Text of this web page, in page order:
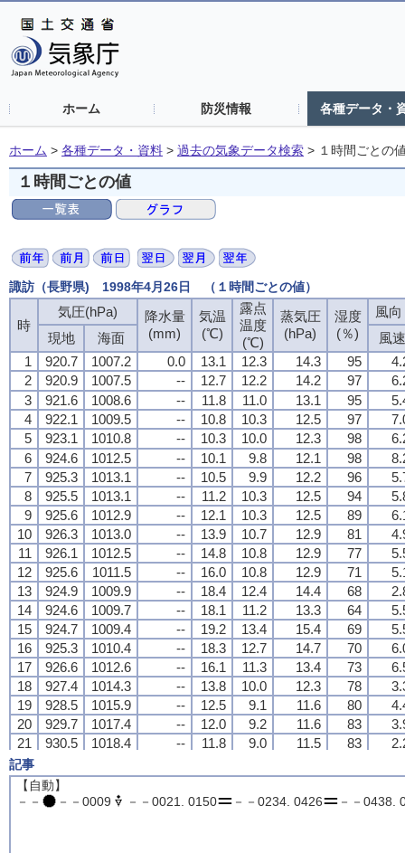
ホーム 防災情報 各種データ・
ホーム > 各種データ・資料 > 過去の気象データ検索 > １時間ごとの
１時間ごとの値
諏訪（長野県) 1998年4月26日 （１時間ごとの値）
時
気圧(hPa)
降水量
(mm)
気温
(℃)
露点
温度
(℃)
蒸気圧
(hPa)
湿度
(％)
風
現地
海面
風速
1
920.7 1007.2 0.0 13.1 12.3 14.3 95
2
920.9 1007.5 -- 12.7 12.2 14.2 97
3
921.6 1008.6 -- 11.8 11.0 13.1 95
4
922.1 1009.5 -- 10.8 10.3 12.5 97
5
923.1 1010.8 -- 10.3 10.0 12.3 98
6
924.6 1012.5 -- 10.1 9.8 12.1 98
7
925.3 1013.1 -- 10.5 9.9 12.2 96
8
925.5 1013.1 -- 11.2 10.3 12.5 94
9
925.6 1012.9 -- 12.1 10.3 12.5 89
10
926.3 1013.0 -- 13.9 10.7 12.9 81
11
926.1 1012.5 -- 14.8 10.8 12.9 77
12
925.6 1011.5 -- 16.0 10.8 12.9 71
13
924.9 1009.9 -- 18.4 12.4 14.4 68
14
924.6 1009.7 -- 18.1 11.2 13.3 64
15
924.7 1009.4 -- 19.2 13.4 15.4 69
16
925.3 1010.4 -- 18.3 12.7 14.7 70
17
926.6 1012.6 -- 16.1 11.3 13.4 73
18
927.4 1014.3 -- 13.8 10.0 12.3 78
19
928.5 1015.9 -- 12.5 9.1 11.6 80
20
929.7 1017.4 -- 12.0 9.2 11.6 83
21
930.5 1018.4 -- 11.8 9.0 11.5 83
22
23
930.9 1018.8 -- 11.9 8.9 11.4 82
24
930.8 1018.4 -- 12.5 10.4 12.6 87
時
気圧(hPa)
降水量
(mm)
気温
(℃)
露点
温度
(℃)
蒸気圧
(hPa)
湿度
(％)
風
現地
海面
風速
1
920.7 1007.2 0.0 13.1 12.3 14.3 95
2
920.9 1007.5 -- 12.7 12.2 14.2 97
3
921.6 1008.6 -- 11.8 11.0 13.1 95
4
922.1 1009.5 -- 10.8 10.3 12.5 97
5
923.1 1010.8 -- 10.3 10.0 12.3 98
6
924.6 1012.5 -- 10.1 9.8 12.1 98
7
925.3 1013.1 -- 10.5 9.9 12.2 96
8
925.5 1013.1 -- 11.2 10.3 12.5 94
9
925.6 1012.9 -- 12.1 10.3 12.5 89
10
926.3 1013.0 -- 13.9 10.7 12.9 81
11
926.1 1012.5 -- 14.8 10.8 12.9 77
12
925.6 1011.5 -- 16.0 10.8 12.9 71
13
924.9 1009.9 -- 18.4 12.4 14.4 68
14
924.6 1009.7 -- 18.1 11.2 13.3 64
15
924.7 1009.4 -- 19.2 13.4 15.4 69
16
925.3 1010.4 -- 18.3 12.7 14.7 70
17
926.6 1012.6 -- 16.1 11.3 13.4 73
18
927.4 1014.3 -- 13.8 10.0 12.3 78
19
928.5 1015.9 -- 12.5 9.1 11.6 80
20
929.7 1017.4 -- 12.0 9.2 11.6 83
21
930.5 1018.4 -- 11.8 9.0 11.5 83
22
23
930.9 1018.8 -- 11.9 8.9 11.4 82
24
930.8 1018.4 -- 12.5 10.4 12.6 87
時
気圧(hPa)
降水量
(mm)
気温
(℃)
露点
温度
(℃)
蒸気圧
(hPa)
湿度
(％)
風
現地
海面
風速
1
920.7 1007.2 0.0 13.1 12.3 14.3 95
2
920.9 1007.5 -- 12.7 12.2 14.2 97
3
921.6 1008.6 -- 11.8 11.0 13.1 95
4
922.1 1009.5 -- 10.8 10.3 12.5 97
5
923.1 1010.8 -- 10.3 10.0 12.3 98
6
924.6 1012.5 -- 10.1 9.8 12.1 98
7
925.3 1013.1 -- 10.5 9.9 12.2 96
8
925.5 1013.1 -- 11.2 10.3 12.5 94
9
925.6 1012.9 -- 12.1 10.3 12.5 89
10
926.3 1013.0 -- 13.9 10.7 12.9 81
11
926.1 1012.5 -- 14.8 10.8 12.9 77
12
925.6 1011.5 -- 16.0 10.8 12.9 71
13
924.9 1009.9 -- 18.4 12.4 14.4 68
14
924.6 1009.7 -- 18.1 11.2 13.3 64
15
924.7 1009.4 -- 19.2 13.4 15.4 69
16
925.3 1010.4 -- 18.3 12.7 14.7 70
17
926.6 1012.6 -- 16.1 11.3 13.4 73
18
927.4 1014.3 -- 13.8 10.0 12.3 78
19
928.5 1015.9 -- 12.5 9.1 11.6 80
20
929.7 1017.4 -- 12.0 9.2 11.6 83
21
930.5 1018.4 -- 11.8 9.0 11.5 83
22
23
930.9 1018.8 -- 11.9 8.9 11.4 82
24
930.8 1018.4 -- 12.5 10.4 12.6 87
時
気圧(hPa)
降水量
(mm)
気温
(℃)
露点
温度
(℃)
蒸気圧
(hPa)
湿度
(％)
風
現地
海面
風速
1
920.7 1007.2 0.0 13.1 12.3 14.3 95
2
920.9 1007.5 -- 12.7 12.2 14.2 97
3
921.6 1008.6 -- 11.8 11.0 13.1 95
4
922.1 1009.5 -- 10.8 10.3 12.5 97
5
923.1 1010.8 -- 10.3 10.0 12.3 98
6
924.6 1012.5 -- 10.1 9.8 12.1 98
7
925.3 1013.1 -- 10.5 9.9 12.2 96
8
925.5 1013.1 -- 11.2 10.3 12.5 94
9
925.6 1012.9 -- 12.1 10.3 12.5 89
10
926.3 1013.0 -- 13.9 10.7 12.9 81
11
926.1 1012.5 -- 14.8 10.8 12.9 77
12
925.6 1011.5 -- 16.0 10.8 12.9 71
13
924.9 1009.9 -- 18.4 12.4 14.4 68
14
924.6 1009.7 -- 18.1 11.2 13.3 64
15
924.7 1009.4 -- 19.2 13.4 15.4 69
16
925.3 1010.4 -- 18.3 12.7 14.7 70
17
926.6 1012.6 -- 16.1 11.3 13.4 73
18
927.4 1014.3 -- 13.8 10.0 12.3 78
19
928.5 1015.9 -- 12.5 9.1 11.6 80
20
929.7 1017.4 -- 12.0 9.2 11.6 83
21
930.5 1018.4 -- 11.8 9.0 11.5 83
22
23
930.9 1018.8 -- 11.9 8.9 11.4 82
24
930.8 1018.4 -- 12.5 10.4 12.6 87
記事
【自動】
－－
－－0009 －－0021. 0150 －－0234. 0426 －－0438.